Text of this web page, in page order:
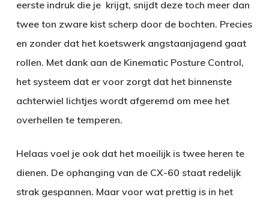
eerste indruk die je krijgt, snijdt deze toch meer dan
twee ton zware kist scherp door de bochten. Precies
en zonder dat het koetswerk angstaanjagend gaat
rollen. Met dank aan de Kinematic Posture Control,
het systeem dat er voor zorgt dat het binnenste
achterwiel lichtjes wordt afgeremd om mee het
overhellen te temperen.
Helaas voel je ook dat het moeilijk is twee heren te
dienen. De ophanging van de CX-60 staat redelijk
strak gespannen. Maar voor wat prettig is in het